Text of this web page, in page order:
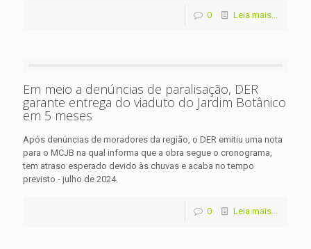
0 Leia mais...
Em meio a denúncias de paralisação, DER
garante entrega do viaduto do Jardim Botânico
em 5 meses
Após denúncias de moradores da região, o DER emitiu uma nota
para o MCJB na qual informa que a obra segue o cronograma,
tem atraso esperado devido às chuvas e acaba no tempo
previsto - julho de 2024.
0 Leia mais...